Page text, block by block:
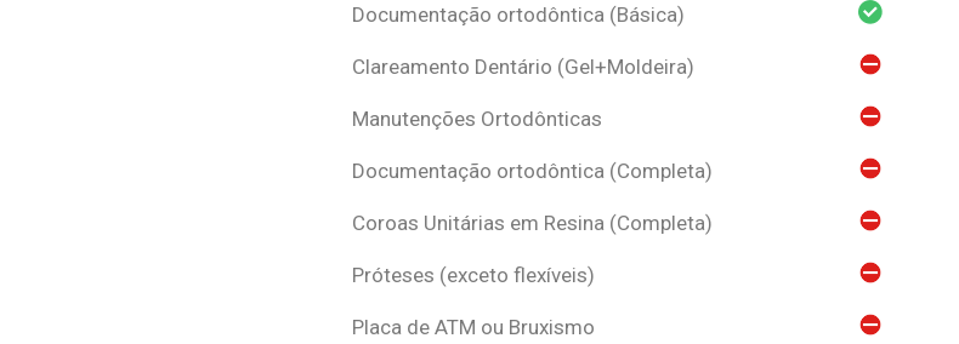
Documentação ortodôntica (Básica)
Clareamento Dentário (Gel+Moldeira)
Manutenções Ortodônticas
Documentação ortodôntica (Completa)
Coroas Unitárias em Resina (Completa)
Próteses (exceto flexíveis)
Placa de ATM ou Bruxismo